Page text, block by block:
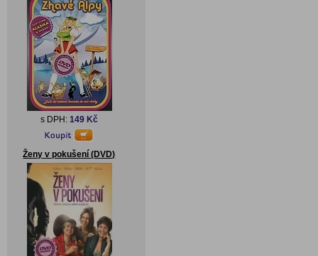
s DPH: 149 Kč
Ženy v pokušení (DVD)